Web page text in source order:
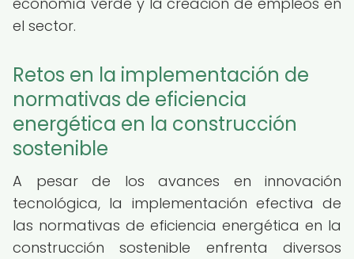
el sector.
Retos en la implementación de
normativas de eficiencia
energética en la construcción
sostenible
A pesar de los avances en innovación
tecnológica, la implementación efectiva de
las normativas de eficiencia energética en la
construcción sostenible enfrenta diversos